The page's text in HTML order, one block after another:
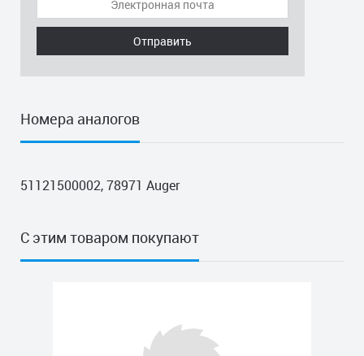
Отправить
Номера аналогов
51121500002, 78971 Auger
С этим товаром покупают